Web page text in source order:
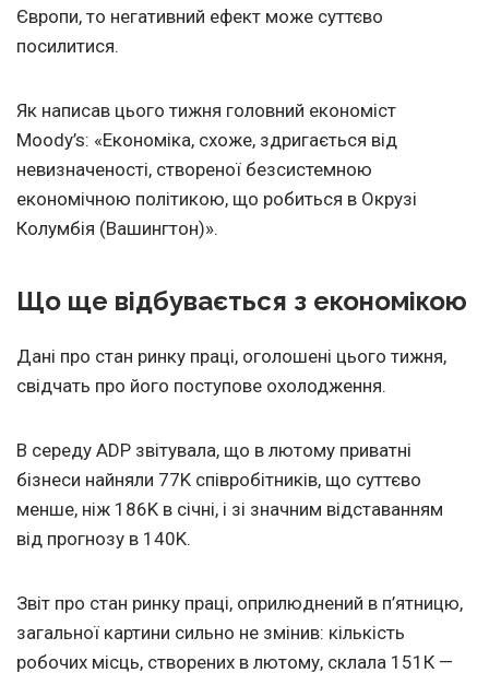
Європи, то негативний ефект може суттєво
посилитися.
Як написав цього тижня головний економіст
Moody’s: «Економіка, схоже, здригається від
невизначеності, створеної безсистемною
економічною політикою, що робиться в Окрузі
Колумбія (Вашингтон)».
Що ще відбувається з економікою
Дані про стан ринку праці, оголошені цього тижня,
свідчать про його поступове охолодження.
В середу ADP звітувала, що в лютому приватні
бізнеси найняли 77K співробітників, що суттєво
менше, ніж 186K в січні, і зі значним відставанням
від прогнозу в 140K.
Звіт про стан ринку праці, оприлюднений в п’ятницю,
загальної картини сильно не змінив: кількість
робочих місць, створених в лютому, склала 151К —